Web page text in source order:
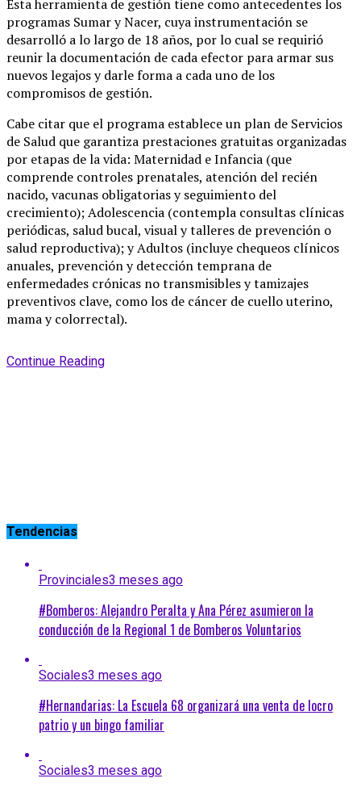
Esta herramienta de gestión tiene como antecedentes los
programas Sumar y Nacer, cuya instrumentación se
desarrolló a lo largo de 18 años, por lo cual se requirió
reunir la documentación de cada efector para armar sus
nuevos legajos y darle forma a cada uno de los
compromisos de gestión.
Cabe citar que el programa establece un plan de Servicios
de Salud que garantiza prestaciones gratuitas organizadas
por etapas de la vida: Maternidad e Infancia (que
comprende controles prenatales, atención del recién
nacido, vacunas obligatorias y seguimiento del
crecimiento); Adolescencia (contempla consultas clínicas
periódicas, salud bucal, visual y talleres de prevención o
salud reproductiva); y Adultos (incluye chequeos clínicos
anuales, prevención y detección temprana de
enfermedades crónicas no transmisibles y tamizajes
preventivos clave, como los de cáncer de cuello uterino,
mama y colorrectal).
Continue Reading
Tendencias
Provinciales3 meses ago
#Bomberos: Alejandro Peralta y Ana Pérez asumieron la
conducción de la Regional 1 de Bomberos Voluntarios
Sociales3 meses ago
#Hernandarias: La Escuela 68 organizará una venta de locro
patrio y un bingo familiar
Sociales3 meses ago